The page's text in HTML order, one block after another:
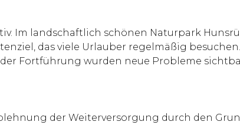
Im landschaftlich schönen Naturpark
das viele Urlauber regelmäßig
Fortführung wurden neue Probleme
der Weiterversorgung durch den